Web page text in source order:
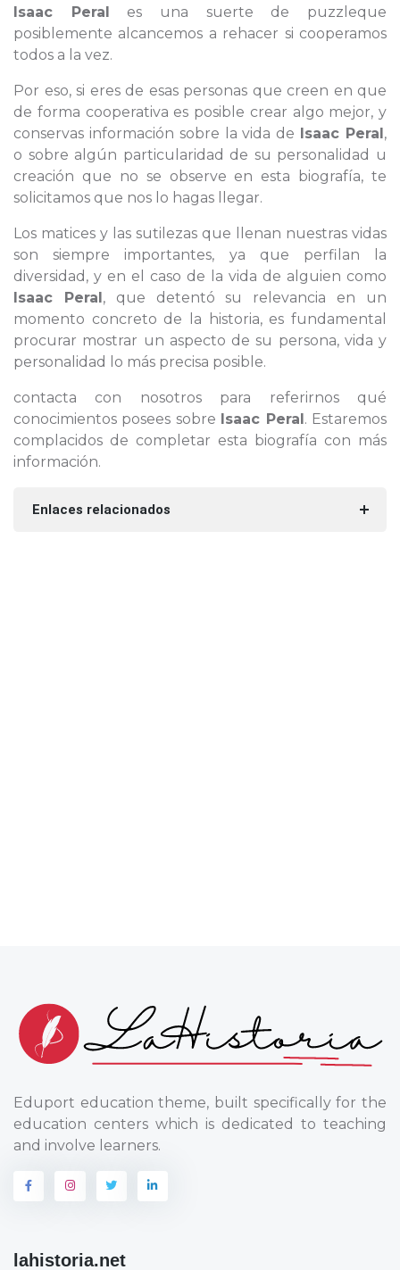
Isaac Peral es una suerte de puzzleque
posiblemente alcancemos a rehacer si cooperamos
todos a la vez.
Por eso, si eres de esas personas que creen en que
de forma cooperativa es posible crear algo mejor, y
conservas información sobre la vida de Isaac Peral,
o sobre algún particularidad de su personalidad u
creación que no se observe en esta biografía, te
solicitamos que nos lo hagas llegar.
Los matices y las sutilezas que llenan nuestras vidas
son siempre importantes, ya que perfilan la
diversidad, y en el caso de la vida de alguien como
Isaac Peral, que detentó su relevancia en un
momento concreto de la historia, es fundamental
procurar mostrar un aspecto de su persona, vida y
personalidad lo más precisa posible.
contacta con nosotros para referirnos qué
conocimientos posees sobre Isaac Peral. Estaremos
complacidos de completar esta biografía con más
información.
Enlaces relacionados
Eduport education theme, built specifically for the
education centers which is dedicated to teaching
and involve learners.
lahistoria.net